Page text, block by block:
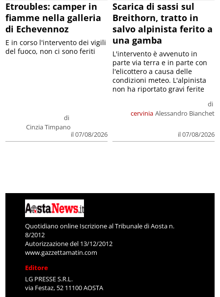
Etroubles: camper in
fiamme nella galleria
di Echevennoz
di
Cinzia Timpano
il 07/08/2026
E in corso l'intervento dei vigili
del fuoco, non ci sono feriti
Scarica di sassi sul
Breithorn, tratto in
salvo alpinista ferito a
una gamba
cervinia
di
Alessandro Bianchet
il 07/08/2026
L'intervento è avvenuto in
parte via terra e in parte con
l'elicottero a causa delle
condizioni meteo. L'alpinista
non ha riportato gravi ferite
Quotidiano online Iscrizione al Tribunale di Aosta n.
8/2012
Autorizzazione del 13/12/2012
www.gazzettamatin.com
Editore
LG PRESSE S.R.L.
via Festaz, 52 11100 AOSTA